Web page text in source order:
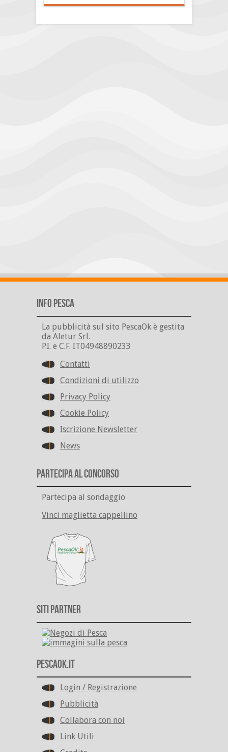
Info Pesca
La pubblicità sul sito PescaOk è gestita
da Aletur Srl.
P.I. e C.F. IT04948890233
Contatti
Condizioni di utilizzo
Privacy Policy
Cookie Policy
Iscrizione Newsletter
News
Partecipa al Concorso
Partecipa al sondaggio
Vinci maglietta cappellino
Siti Partner
PescaOk.it
Login / Registrazione
Pubblicità
Collabora con noi
Link Utili